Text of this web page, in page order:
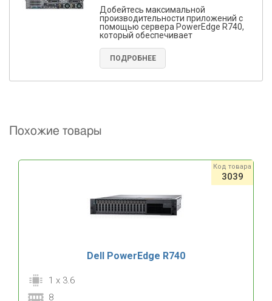
Добейтесь максимальной
производительности приложений с
помощью сервера PowerEdge R740,
который обеспечивает
ПОДРОБНЕЕ
Похожие товары
Dell PowerEdge R740
Код товара
3039
1 x 3.6
8